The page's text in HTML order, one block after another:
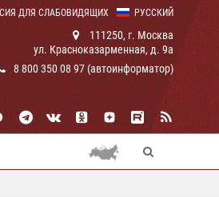
РУССКИЙ
ДЛЯ СЛАБОВИДЯЩИХ
111250, г. Москва
ул. Красноказарменная, д. 9а
8 800 350 08 97 (автоинформатор)